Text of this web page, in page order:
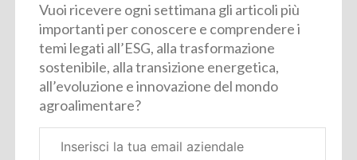
Vuoi ricevere ogni settimana gli articoli più
importanti per conoscere e comprendere i
temi legati all’ESG, alla trasformazione
sostenibile, alla transizione energetica,
all’evoluzione e innovazione del mondo
agroalimentare?
aziendale